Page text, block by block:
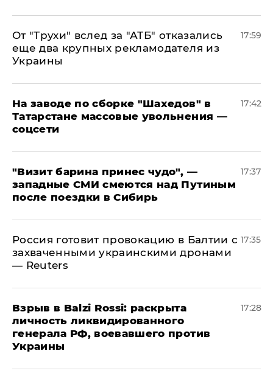
От "Трухи" вслед за "АТБ" отказались
еще два крупных рекламодателя из
Украины
17:59
На заводе по сборке "Шахедов" в
Татарстане массовые увольнения —
соцсети
17:42
"Визит барина принес чудо", —
западные СМИ смеются над Путиным
после поездки в Сибирь
17:37
​Россия готовит провокацию в Балтии с
захваченными украинскими дронами
— Reuters
17:35
​Взрыв в Balzi Rossi: раскрыта
личность ликвидированного
генерала РФ, воевавшего против
Украины
17:28